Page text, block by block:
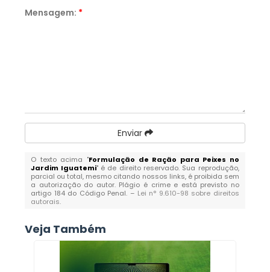
Mensagem: *
Enviar
O texto acima "Formulação de Ração para Peixes no
Jardim Iguatemi" é de direito reservado. Sua reprodução,
parcial ou total, mesmo citando nossos links, é proibida sem
a autorização do autor. Plágio é crime e está previsto no
artigo 184 do Código Penal. – Lei n° 9.610-98 sobre direitos
autorais.
Veja Também